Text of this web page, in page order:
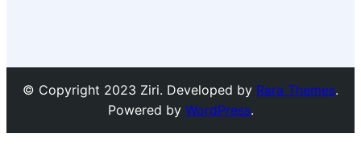
© Copyright 2023 Ziri. Developed by Rara Themes.
Powered by WordPress.